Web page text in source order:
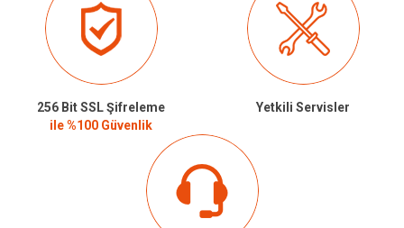
256 Bit SSL Şifreleme
ile %100 Güvenlik
Yetkili Servisler